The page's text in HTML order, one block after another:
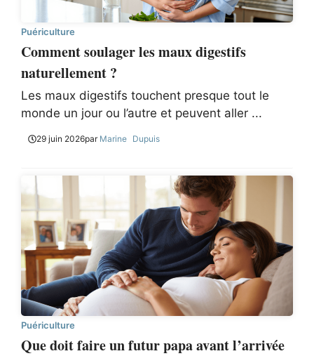
Puériculture
Comment soulager les maux digestifs
naturellement ?
Les maux digestifs touchent presque tout le
monde un jour ou l’autre et peuvent aller ...
29 juin 2026par Marine Dupuis
Puériculture
Que doit faire un futur papa avant l’arrivée